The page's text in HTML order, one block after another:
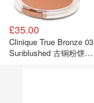
£35.00
Clinique True Bronze 03
Sunblushed 古铜粉饼